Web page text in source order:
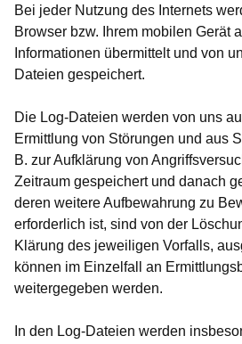
Bei jeder Nutzung des Internets
Browser bzw. Ihrem mobilen Gerät
Informationen übermittelt und von
Dateien gespeichert.
Die Log-Dateien werden von uns
Ermittlung von Störungen und aus
B. zur Aufklärung von
Zeitraum gespeichert und danach
deren weitere Aufbewahrung zu
erforderlich ist, sind von der
Klärung des jeweiligen Vorfalls,
können im Einzelfall an
weitergegeben werden.
In den Log-Dateien werden